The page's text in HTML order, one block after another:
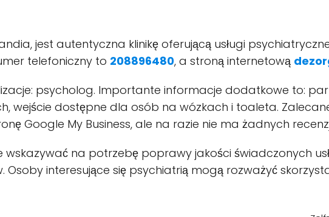
jest autentyczna klinikę oferującą usługi
telefoniczny to 208896480, a stroną internetową
psycholog. Importante informacje dodatkowe to:
dostępne dla osób na wózkach i toaleta.
Google My Business, ale na razie nie ma żadnych
wskazywać na potrzebę poprawy jakości świadczonych
interesujące się psychiatrią mogą rozważyć